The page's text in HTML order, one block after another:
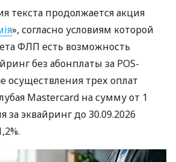
текста продолжается акция
», согласно условиям которой
ФЛП есть возможность
без абонплаты за POS-
осуществления трех оплат
Mastercard на сумму от 1
за эквайринг до 30.09.2026